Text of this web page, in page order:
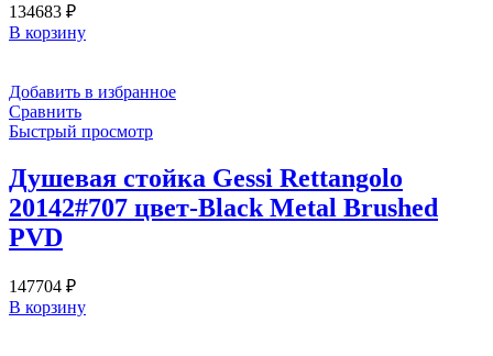
134683 ₽
В корзину
Добавить в избранное
Сравнить
Быстрый просмотр
Душевая стойка Gessi Rettangolo
20142#707 цвет-Black Metal Brushed
PVD
147704 ₽
В корзину